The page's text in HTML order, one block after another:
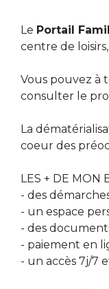
Le Portail
centre de
Vous pouvez à
consulter le
La
coeur des
LES + DE MON
- des
- un espace
- des
- paiement en
- un accès 7j/7